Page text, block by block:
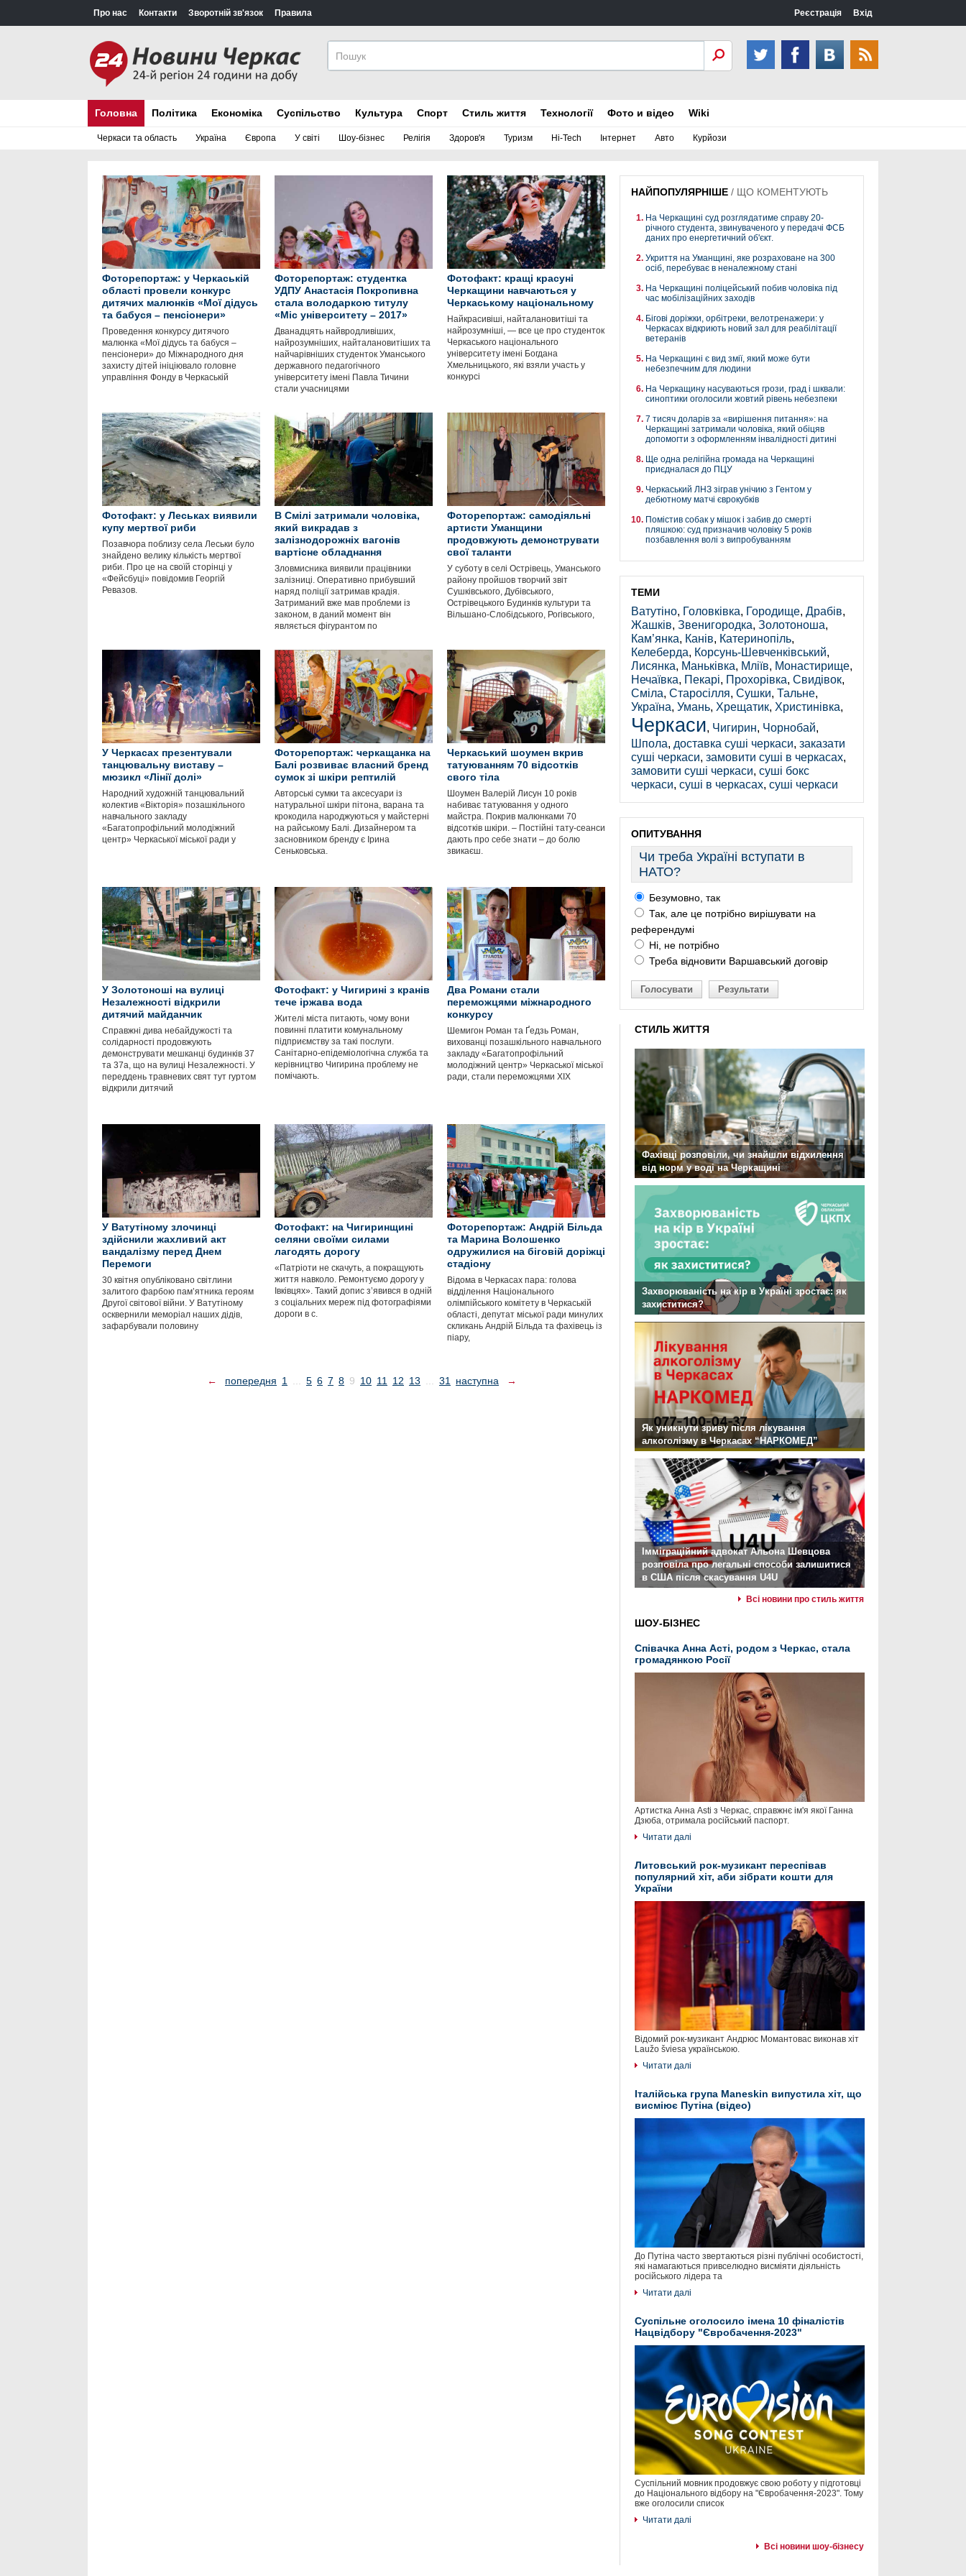
Про нас Контакти Зворотній зв'язок Правила Реєстрація Вхід
Головна
Черкаси та область Україна Європа У світі Шоу-бізнес Релігія Здоров'я Туризм Hi-Tech Інтернет Авто Курйози
Політика Економіка Суспільство Культура Спорт Стиль життя Технології Фото и відео Wiki
Фоторепортаж: у Черкаській
області провели конкурс
дитячих малюнків «Мої дідусь
та бабуся – пенсіонери»
Проведення конкурсу дитячого
малюнка «Мої дідусь та бабуся –
пенсіонери» до Міжнародного дня
захисту дітей ініціювало головне
управління Фонду в Черкаській
Фоторепортаж: студентка
УДПУ Анастасія Покропивна
стала володаркою титулу
«Міс університету – 2017»
Дванадцять найвродливіших,
найрозумніших, найталановитіших та
найчарівніших студенток Уманського
державного педагогічного
університету імені Павла Тичини
стали учасницями
Фотофакт: кращі красуні
Черкащини навчаються у
Черкаському національному
Найкрасивіші, найталановитіші та
найрозумніші, — все це про студенток
Черкаського національного
університету імені Богдана
Хмельницького, які взяли участь у
конкурсі
Фотофакт: у Леськах виявили
купу мертвої риби
Позавчора поблизу села Леськи було
знайдено велику кількість мертвої
риби. Про це на своїй сторінці у
«Фейсбуці» повідомив Георгій
Ревазов.
В Смілі затримали чоловіка,
який викрадав з
залізнодорожніх вагонів
вартісне обладнання
Зловмисника виявили працівники
залізниці. Оперативно прибувший
наряд поліції затримав крадія.
Затриманий вже мав проблеми із
законом, в даний момент він
являється фігурантом по
Фоторепортаж: самодіяльні
артисти Уманщини
продовжують демонструвати
свої таланти
У суботу в селі Острівець, Уманського
району пройшов творчий звіт
Сушківського, Дубівського,
Острівецького Будинків культури та
Вільшано-Слобідського, Рогівського,
У Черкасах презентували
танцювальну виставу –
мюзикл «Лінії долі»
Народний художній танцювальний
колектив «Вікторія» позашкільного
навчального закладу
«Багатопрофільний молодіжний
центр» Черкаської міської ради у
Фоторепортаж: черкащанка на
Балі розвиває власний бренд
сумок зі шкіри рептилій
Авторські сумки та аксесуари із
натуральної шкіри пітона, варана та
крокодила народжуються у майстерні
на райському Балі. Дизайнером та
засновником бренду є Ірина
Сеньковська.
Черкаський шоумен вкрив
татуюванням 70 відсотків
свого тіла
Шоумен Валерій Лисун 10 років
набиває татуювання у одного
майстра. Покрив малюнками 70
відсотків шкіри. – Постійні тату-сеанси
дають про себе знати – до болю
звикаєш.
У Золотоноші на вулиці
Незалежності відкрили
дитячий майданчик
Справжні дива небайдужості та
солідарності продовжують
демонструвати мешканці будинків 37
та 37а, що на вулиці Незалежності. У
переддень травневих свят тут гуртом
відкрили дитячий
Фотофакт: у Чигирині з кранів
тече іржава вода
Жителі міста питають, чому вони
повинні платити комунальному
підприємству за такі послуги.
Санітарно-епідеміологічна служба та
керівництво Чигирина проблему не
помічають.
Два Романи стали
переможцями міжнародного
конкурсу
Шемигон Роман та Ґедзь Роман,
вихованці позашкільного навчального
закладу «Багатопрофільний
молодіжний центр» Черкаської міської
ради, стали переможцями ХІХ
У Ватутіному злочинці
здійснили жахливий акт
вандалізму перед Днем
Перемоги
30 квітня опубліковано світлини
залитого фарбою пам’ятника героям
Другої світової війни. У Ватутіному
осквернили меморіал наших дідів,
зафарбували половину
Фотофакт: на Чигиринщині
селяни своїми силами
лагодять дорогу
«Патріоти не скачуть, а покращують
життя навколо. Ремонтуємо дорогу у
Івківцях». Такий допис з’явився в одній
з соціальних мереж під фотографіями
дороги в с.
Фоторепортаж: Андрій Більда
та Марина Волошенко
одружилися на біговій доріжці
стадіону
Відома в Черкасах пара: голова
відділення Національного
олімпійського комітету в Черкаській
області, депутат міської ради минулих
скликань Андрій Більда та фахівець із
піару,
← попередня 1 5 6 7 8 9 10 11 12 13 31 наступна →
НАЙПОПУЛЯРНІШЕ / ЩО КОМЕНТУЮТЬ
На Черкащині суд розглядатиме справу 20-
річного студента, звинуваченого у передачі ФСБ
даних про енергетичний об'єкт.
Укриття на Уманщині, яке розраховане на 300
осіб, перебуває в неналежному стані
На Черкащині поліцейський побив чоловіка під
час мобілізаційних заходів
Бігові доріжки, орбітреки, велотренажери: у
Черкасах відкриють новий зал для реабілітації
ветеранів
На Черкащині є вид змії, який може бути
небезпечним для людини
На Черкащину насуваються грози, град і шквали:
синоптики оголосили жовтий рівень небезпеки
7 тисяч доларів за «вирішення питання»: на
Черкащині затримали чоловіка, який обіцяв
допомогти з оформленням інвалідності дитині
Ще одна релігійна громада на Черкащині
приєдналася до ПЦУ
Черкаський ЛНЗ зіграв унічию з Гентом у
дебютному матчі єврокубків
Помістив собак у мішок і забив до смерті
пляшкою: суд призначив чоловіку 5 років
позбавлення волі з випробуванням
ТЕМИ
Ватутіно, Головківка, Городище, Драбів,
Жашків, Звенигородка, Золотоноша,
Кам’янка, Канів, Катеринопіль,
Келеберда, Корсунь-Шевченківський,
Лисянка, Маньківка, Мліїв, Монастирище,
Нечаївка, Пекарі, Прохорівка, Свидівок,
Сміла, Старосілля, Сушки, Тальне,
Україна, Умань, Хрещатик, Христинівка,
Черкаси, Чигирин, Чорнобай,
Шпола, доставка суші черкаси, заказати
суші черкаси, замовити суші в черкасах,
замовити суші черкаси, суші бокс
черкаси, суші в черкасах, суші черкаси
ОПИТУВАННЯ
Чи треба Україні вступати в
НАТО?
Безумовно, так
Так, але це потрібно вирішувати на
референдумі
Ні, не потрібно
Треба відновити Варшавський договір
Голосувати Результати
СТИЛЬ ЖИТТЯ
Фахівці розповіли, чи знайшли відхилення
від норм у воді на Черкащині
Захворюваність на кір в Україні зростає: як
захиститися?
Як уникнути зриву після лікування
алкоголізму в Черкасах “НАРКОМЕД”
Імміграційний адвокат Альона Шевцова
розповіла про легальні способи залишитися
в США після скасування U4U
Всі новини про стиль життя
ШОУ-БІЗНЕС
Співачка Анна Асті, родом з Черкас, стала
громадянкою Росії
Артистка Анна Asti з Черкас, справжнє ім'я якої Ганна
Дзюба, отримала російський паспорт.
Читати далі
Литовський рок-музикант переспівав
популярний хіт, аби зібрати кошти для
України
Відомий рок-музикант Андрюс Момантовас виконав хіт
Laužo šviesa українською.
Читати далі
Італійська група Maneskin випустила хіт, що
висміює Путіна (відео)
До Путіна часто звертаються різні публічні особистості,
які намагаються привселюдно висміяти діяльність
російського лідера та
Читати далі
Суспільне оголосило імена 10 фіналістів
Нацвідбору "Євробачення-2023"
Суспільний мовник продовжує свою роботу у підготовці
до Національного відбору на "Євробачення-2023". Тому
вже оголосили список
Читати далі
Всі новини шоу-бізнесу